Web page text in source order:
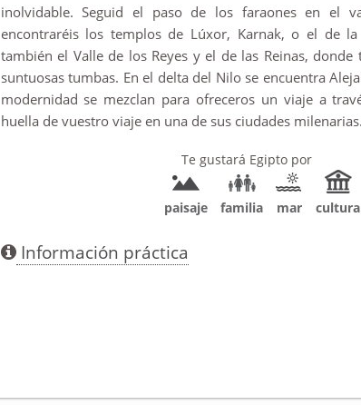
inolvidable. Seguid el paso de los faraones en el
encontraréis los templos de Lúxor, Karnak, o el de
también el Valle de los Reyes y el de las Reinas, donde
suntuosas tumbas. En el delta del Nilo se encuentra
modernidad se mezclan para ofreceros un viaje a
huella de vuestro viaje en una de sus ciudades milenarias.
Te gustará Egipto por
paisaje familia mar cultura
Información práctica